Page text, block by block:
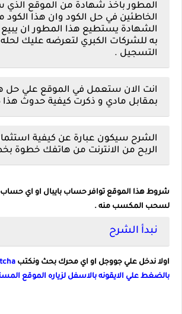
المطور باخذ شهادة من الموقع
الخاطئين في حل الكود وان هذا الكود
الشهادة يستطيع هذا المطور ان
به للشركات الكبري لتعرضه عليك لحله
التسجيل .
انت الان ستعمل في الموقع علي حل
بمقابل مادي و ذكرت كيفية حدوث هذا
الشرح سيكون عبارة عن كيفية
الربح من الانترنت من هاتفك خطوة
شروط هذا الموقع توافر حساب بايبال او اي حساب
لسحب المكسب منه .
نبدأ الشرح
اولا ندخل علي جووجل او اي محرك بحث ونكتب
بالضغط علي الايقونه بالاسفل لزياره الموقع